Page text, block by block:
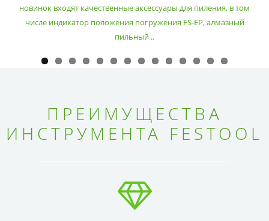
новинок входят качественные аксессуары для пиления, в том
числе индикатор положения погружения FS-EP, алмазный
пильный ..
ПРЕИМУЩЕСТВА
ИНСТРУМЕНТА FESTOOL